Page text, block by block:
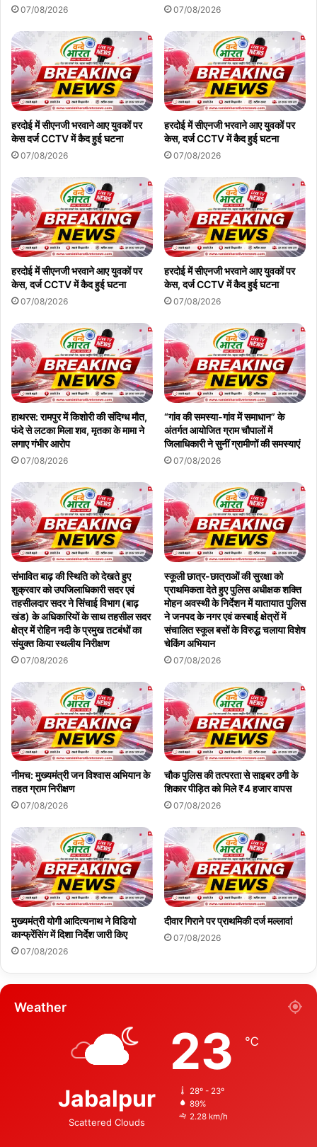
07/08/2026 07/08/2026
हरदोई में सीएनजी भरवाने आए युवकों पर
केस दर्ज CCTV में कैद हुई घटना
07/08/2026
हरदोई में सीएनजी भरवाने आए युवकों पर
केस, दर्ज CCTV में कैद हुई घटना
07/08/2026
हरदोई में सीएनजी भरवाने आए युवकों पर
केस, दर्ज CCTV में कैद हुई घटना
07/08/2026
हरदोई में सीएनजी भरवाने आए युवकों पर
केस, दर्ज CCTV में कैद हुई घटना
07/08/2026
हाथरस: रामपुर में किशोरी की संदिग्ध मौत,
फंदे से लटका मिला शव, मृतका के मामा ने
लगाए गंभीर आरोप
07/08/2026
“गांव की समस्या-गांव में समाधान” के
अंतर्गत आयोजित ग्राम चौपालों में
जिलाधिकारी ने सुनीं ग्रामीणों की समस्याएं
07/08/2026
संभावित बाढ़ की स्थिति को देखते हुए
शुक्रवार को उपजिलाधिकारी सदर एवं
तहसीलदार सदर ने सिंचाई विभाग (बाढ़
खंड) के अधिकारियों के साथ तहसील सदर
क्षेत्र में रोहिन नदी के प्रमुख तटबंधों का
संयुक्त किया स्थलीय निरीक्षण
07/08/2026
स्कूली छात्र-छात्राओं की सुरक्षा को
प्राथमिकता देते हुए पुलिस अधीक्षक शक्ति
मोहन अवस्थी के निर्देशन में यातायात पुलिस
ने जनपद के नगर एवं कस्बाई क्षेत्रों में
संचालित स्कूल बसों के विरुद्ध चलाया विशेष
चेकिंग अभियान
07/08/2026
नीमच: मुख्यमंत्री जन विश्वास अभियान के
तहत ग्राम निरीक्षण
07/08/2026
चौक पुलिस की तत्परता से साइबर ठगी के
शिकार पीड़ित को मिले ₹4 हजार वापस
07/08/2026
मुख्यमंत्री योगी आदित्यनाथ ने विडियो
कान्फ्रेंसिंग में दिशा निर्देश जारी किए
07/08/2026
दीवार गिराने पर प्राथमिकी दर्ज मल्लावां
07/08/2026
Weather
Jabalpur
Scattered Clouds
23 ℃
28º - 23º
89%
2.28 km/h